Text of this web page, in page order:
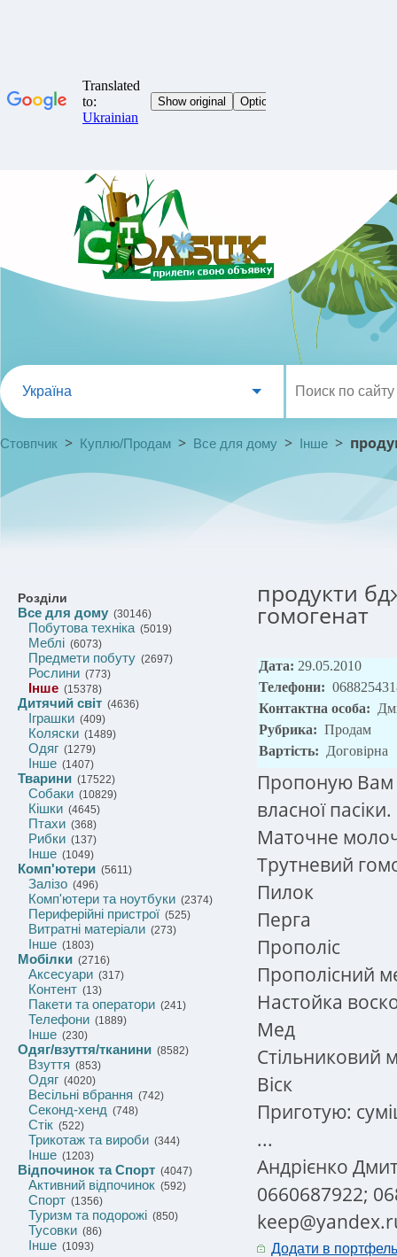
Україна
Стовпчик > Куплю/Продам > Все для дому > Інше >
Розділи
Все для дому (30146)
Побутова техніка(5019)
Меблі (6073)
Предмети побуту (2697)
Рослини (773)
Інше (15378)
Дитячий світ (4636)
Іграшки (409)
Коляски (1489)
Одяг (1279)
Інше (1407)
Тварини (17522)
Собаки (10829)
Кішки (4645)
Птахи (368)
Рибки (137)
Інше (1049)
Комп'ютери (5611)
Залізо (496)
Комп'ютери та ноутбуки (2374)
Периферійні пристрої (525)
Витратні матеріали (273)
Інше (1803)
Мобілки (2716)
Аксесуари (317)
Контент (13)
Пакети та оператори (241)
Телефони (1889)
Інше (230)
Одяг/взуття/тканини (8582)
Взуття (853)
Одяг (4020)
Весільні вбрання (742)
Секонд-хенд (748)
Стік (522)
Трикотаж та вироби (344)
Інше (1203)
Відпочинок та Спорт (4047)
Активний відпочинок (592)
Спорт (1356)
Туризм та подорожі (850)
Тусовки (86)
Інше (1093)
продукти
гомогенат
Дата: 29.05.2010
Телефони:
Контактна особа:
Рубрика: Продам
Вартість: Договірна
Пропоную Вам
власної пасіки.
Маточне
Трутневий
Пилок
Перга
Прополіс
Прополісний
Настойка
Мед
Стільниковий
Віск
Приготую:
...
Андрієнко
0660687922;
Додати в портфель